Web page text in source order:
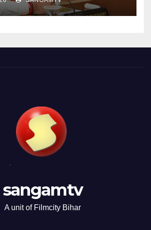
sangamtv
A unit of Filmcity Bihar